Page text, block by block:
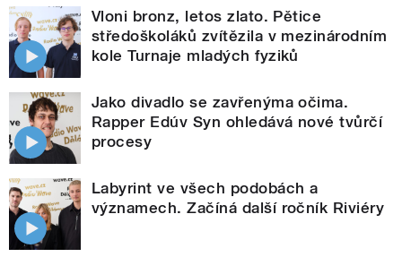
Vloni bronz, letos zlato. Pětice
středoškoláků zvítězila v mezinárodním
kole Turnaje mladých fyziků
Jako divadlo se zavřenýma očima.
Rapper Edúv Syn ohledává nové tvůrčí
procesy
Labyrint ve všech podobách a
významech. Začíná další ročník Riviéry